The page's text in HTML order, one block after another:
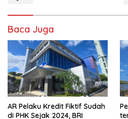
Baca Juga
AR Pelaku Kredit Fiktif Sudah
di PHK Sejak 2024, BRI